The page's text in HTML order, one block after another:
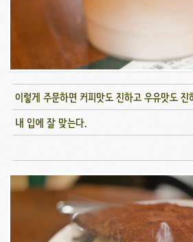
이렇게 주문하면 커피맛도 진하고 우유맛도
내 입에 잘 맞는다.